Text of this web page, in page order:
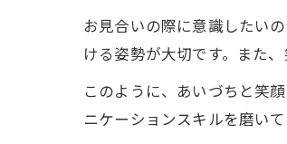
お見合いの際に意識したい
ける姿勢が大切です。また
このように、あいづちと笑
ニケーションスキルを磨いて